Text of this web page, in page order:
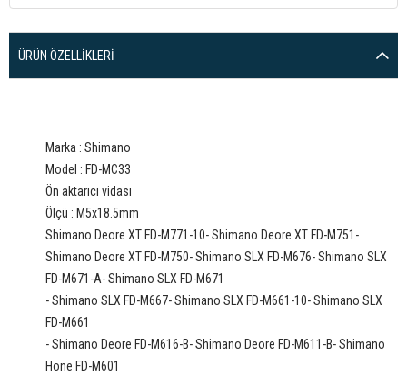
ÜRÜN ÖZELLIKLERI
Marka : Shimano
Model : FD-MC33
Ön aktarıcı vidası
Ölçü : M5x18.5mm
Shimano Deore XT FD-M771-10- Shimano Deore XT FD-M751-
Shimano Deore XT FD-M750- Shimano SLX FD-M676- Shimano SLX
FD-M671-A- Shimano SLX FD-M671
- Shimano SLX FD-M667- Shimano SLX FD-M661-10- Shimano SLX
FD-M661
- Shimano Deore FD-M616-B- Shimano Deore FD-M611-B- Shimano
Hone FD-M601